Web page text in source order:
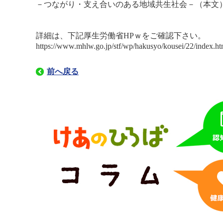
－つながり・支え合いのある地域共生社会－（本文
詳細は、下記厚生労働省HPｗをご確認下さい。
https://www.mhlw.go.jp/stf/wp/hakusyo/kousei/22/
前へ戻る